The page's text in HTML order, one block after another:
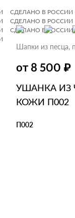
СДЕЛАНО В РОССИИ
СДЕЛАНО В РОССИИ
СДЕЛАНО В РОССИИ
Шапки из песца,
от 8 500 ₽
УШАНКА ИЗ
КОЖИ П002
П002